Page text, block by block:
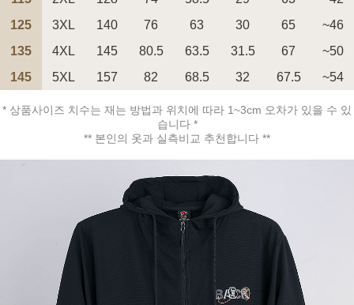
125
3XL 140 76 63 30 65
~46
135
4XL 145 80.5 63.5 31.5 67
~50
145
5XL 157 82 68.5 32 67.5 ~54
* 상품사이즈 치수는 재는 방법과 위치에 따라 1~3cm 오차가 있을 수 있
습니다 *
** 본인의 옷과 실측비교 추천합니다 **